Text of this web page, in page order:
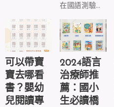
在國語測驗中
甚至數學題目
看不懂，其實
都是因為「閱
讀理解能力」
有待加強！
可以帶寶
寶去哪看
書？嬰幼
兒閱讀專
2024語言
治療師推
薦：國小
生必讀橋